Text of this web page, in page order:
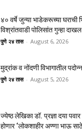
४० वर्षे जुन्या भाडेकरूच्या घराची
विश्रांतवाडी पोलिसांत गुन्हा
पुणे २४ तास - August 6, 2026
मुद्रांक व नोंदणी विभागातील
पुणे २४ तास - August 5, 2026
ज्येष्ठ लेखिका डॉ. प्रज्ञा दया
होणार ‘लोकशाहीर अण्णा भाऊ